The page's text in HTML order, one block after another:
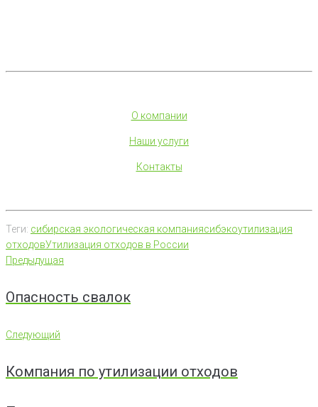
О компании
Наши услуги
Контакты
Теги: сибирская экологическая компаниясибэкоутилизация
отходовУтилизация отходов в России
Навигация
записям
Предыдущая
Предыдущая
Опасность свалок
Следующий
Следующий
Компания по утилизации отходов